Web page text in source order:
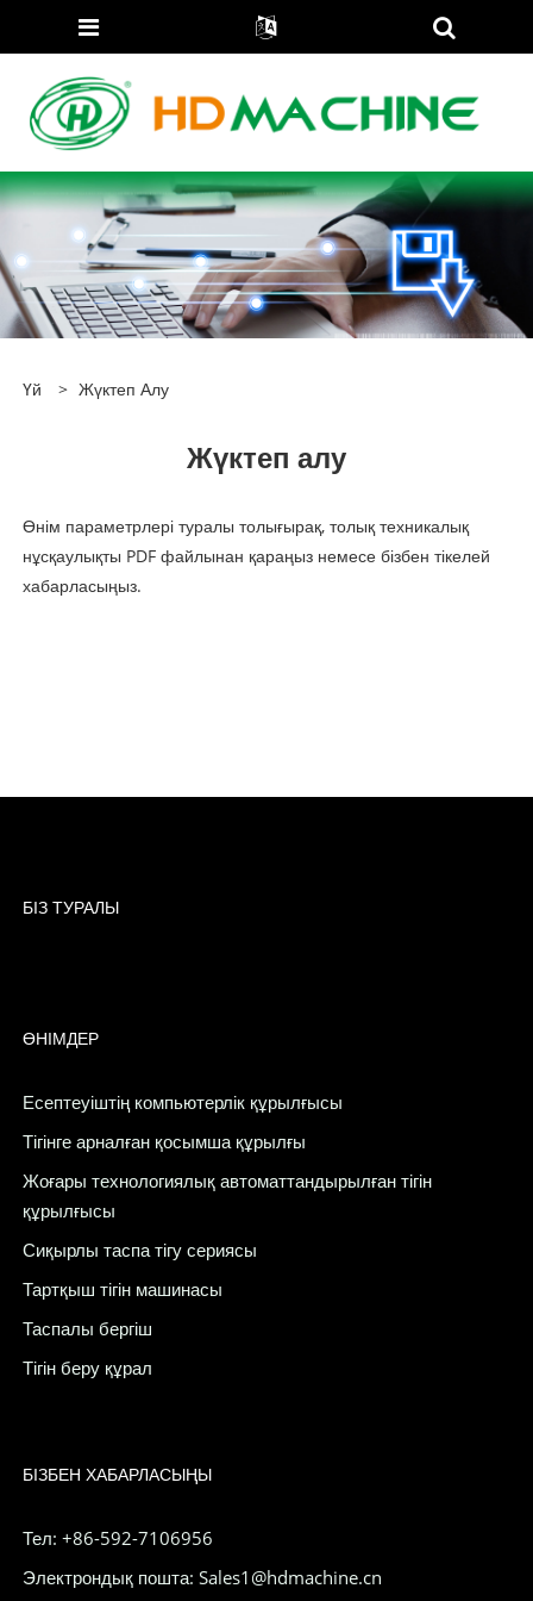
Үй > Жүктеп Алу
Жүктеп алу
Өнім параметрлері туралы толығырақ, толық техникалық
нұсқаулықты PDF файлынан қараңыз немесе бізбен тікелей
хабарласыңыз.
БІЗ ТУРАЛЫ
ӨНІМДЕР
Есептеуіштің компьютерлік құрылғысы
Тігінге арналған қосымша құрылғы
Жоғары технологиялық автоматтандырылған тігін
құрылғысы
Сиқырлы таспа тігу сериясы
Тартқыш тігін машинасы
Таспалы бергіш
Тігін беру құрал
БІЗБЕН ХАБАРЛАСЫҢЫ
Тел: +86-592-7106956
Электрондық пошта: Sales1@hdmachine.cn